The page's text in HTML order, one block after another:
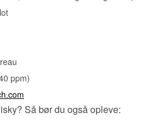
du at?
vores udvalg af
podcast:
ppm)
Så bør du også opleve: